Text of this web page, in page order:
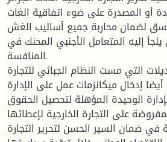
أو المصدرة على ضوء اتفاقية الغات
لضمان محاربة جميع أساليب الغش
إليه المتعامل الأجنبي المحنك في
المنافسة.
التي مست النظام الجبائي للتجارة
إدخال ميكانزمات عمل على الإدارة
الوحيدة المؤهلة لتحصيل الحقوق
على التجارة الخارجية لإعطائها
في ضمان السير الحسن لتحرير التجارة